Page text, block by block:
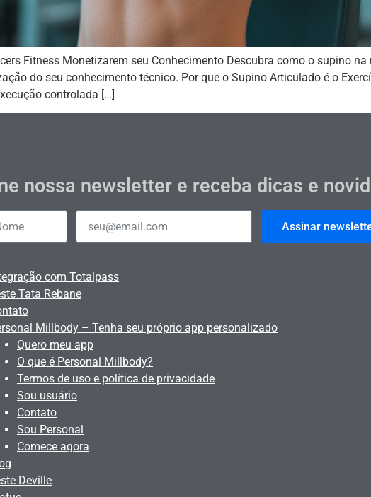
Fitness Monetizarem seu Conhecimento Descubra como o supino
do seu conhecimento técnico. Por que o Supino Articulado é o
controlada […]
nossa newsletter e receba dicas e
Assinar
com Totalpass
Tata Rebane
Millbody – Tenha seu próprio app personalizado
Quero meu app
O que é Personal Millbody?
Termos de uso e política de privacidade
Sou usuário
Contato
Sou Personal
Comece agora
Deville